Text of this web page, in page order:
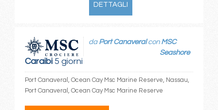
DETTAGLI
Caraibi5 giorni
da Port Canaveralcon MSC
Seashore
Port Canaveral, Ocean Cay Msc Marine Reserve, Nassau,
Port Canaveral, Ocean Cay Msc Marine Reserve